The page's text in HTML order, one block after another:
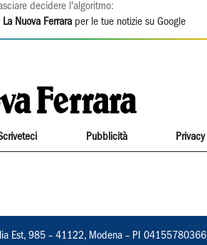
decidere l'algoritmo:
La Nuova Ferrara per le tue notizie su Google
Pubblicità Privacy
Est, 985 – 41122, Modena – PI 04155780366